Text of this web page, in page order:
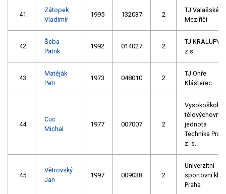
41.
Zátopek
Vladimír
1995 132037 2
TJ Valašské
Meziříčí
42.
Šeba
Patrik
1992 014027 2
TJ KRALUPY,
z.s.
43.
Matěják
Petr
1973 048010 2
TJ Ohře
Klášterec
44.
Cuc
Michal
1977 007007 2
tělovýchovná
jednota
Technika
z. s.
45.
Větrovský
Jan
1997 009038 2
Univerzitní
sportovní klub
Praha